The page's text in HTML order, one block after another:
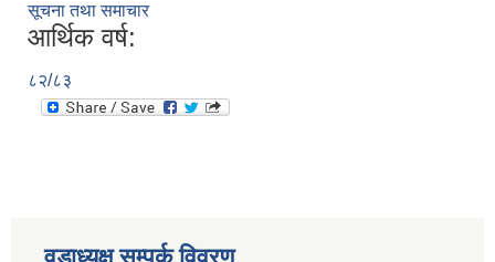
सूचना तथा समाचार
आर्थिक वर्ष:
८२/८३